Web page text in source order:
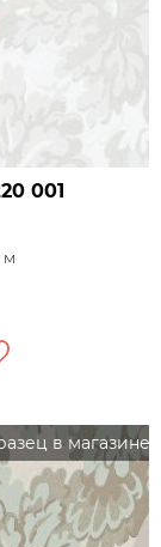
001
м
в магазине